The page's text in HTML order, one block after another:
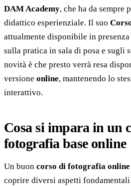
DAM Academy, che ha da sempre
didattico esperienziale. Il suo
attualmente disponibile in
sulla pratica in sala di posa e sugli
novità è che presto verrà resa
versione online, mantenendo lo
interattivo.
Cosa si impara in un
fotografia base online
Un buon corso di fotografia
coprire diversi aspetti